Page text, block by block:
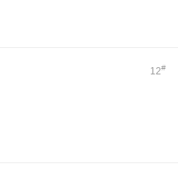
12#